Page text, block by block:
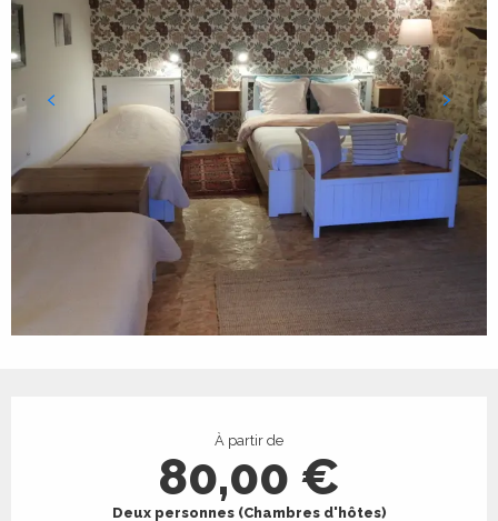
À partir de
80,00 €
Deux personnes (Chambres d'hôtes)